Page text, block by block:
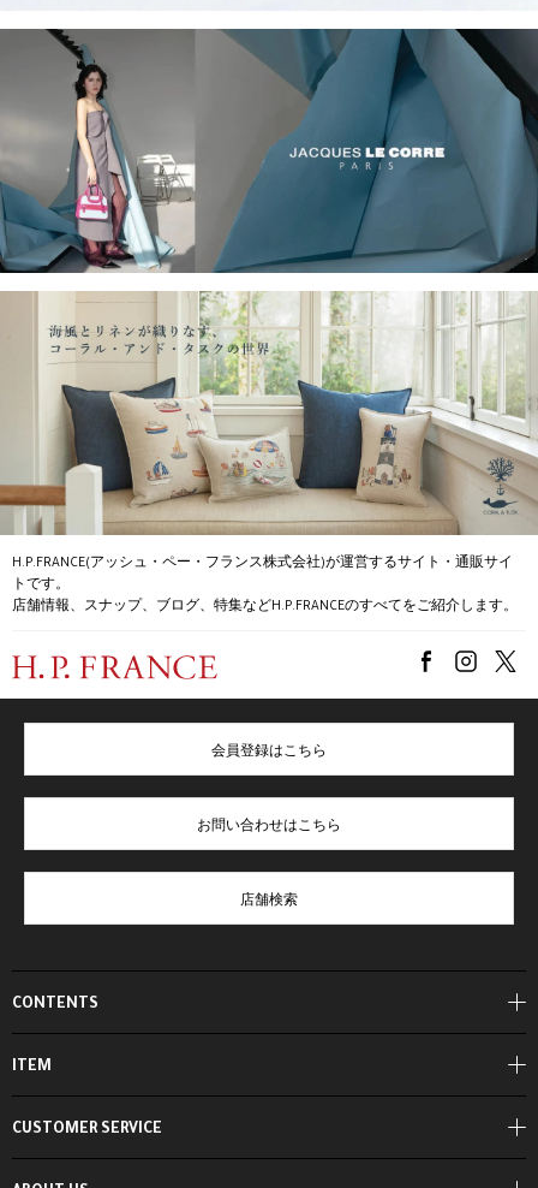
H.P.FRANCE(アッシュ・ペー・フランス株式会社)が運営するサイト・通販サイ
トです。
店舗情報、スナップ、ブログ、特集などH.P.FRANCEのすべてをご紹介します。
CONTENTS
ITEM
会員登録はこちら
お問い合わせはこちら
店舗検索
CUSTOMER SERVICE